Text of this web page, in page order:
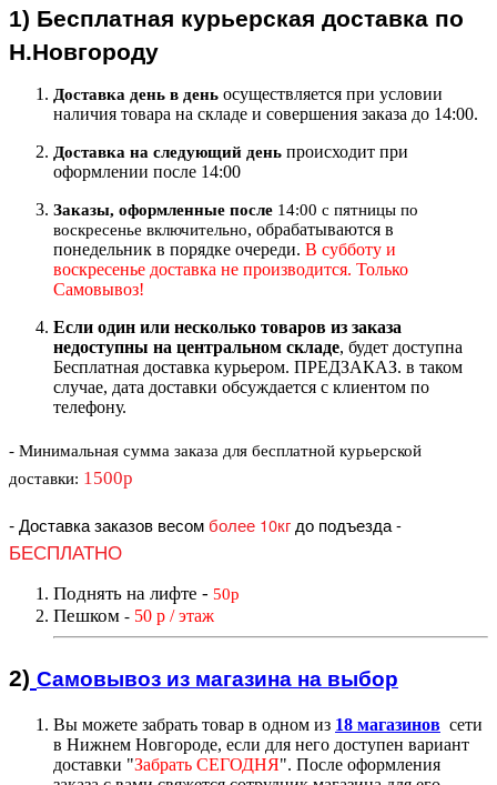
1) Бесплатная курьерская доставка по
Н.Новгороду
Доставка день в день осуществляется при условии
наличия товара на складе и совершения заказа до 14:00.
Доставка на следующий день происходит при
оформлении после 14:00
Заказы, оформленные после 14:00 с пятницы по
воскресенье включительно, обрабатываются в
понедельник в порядке очереди. В субботу и
воскресенье доставка не производится. Только
Самовывоз!
Если один или несколько товаров из заказа
недоступны на центральном складе, будет доступна
Бесплатная доставка курьером. ПРЕДЗАКАЗ. в таком
случае, дата доставки обсуждается с клиентом по
телефону.
- Минимальная сумма заказа для бесплатной курьерской
доставки: 1500р
-Доставка заказов весомболее 10кгдо подъезда-
БЕСПЛАТНО
Поднять на лифте - 50р
Пешком - 50 р / этаж
2) Самовывоз из магазина на выбор
Вы можете забрать товар в одном из 18 магазинов сети
в Нижнем Новгороде, если для него доступен вариант
доставки "Забрать СЕГОДНЯ". После оформления